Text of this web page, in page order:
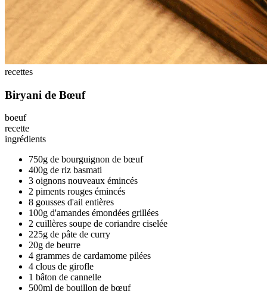
recettes
Biryani de Bœuf
boeuf
recette
ingrédients
750g de bourguignon de bœuf
400g de riz basmati
3 oignons nouveaux émincés
2 piments rouges émincés
8 gousses d'ail entières
100g d'amandes émondées grillées
2 cuillères soupe de coriandre ciselée
225g de pâte de curry
20g de beurre
4 grammes de cardamome pilées
4 clous de girofle
1 bâton de cannelle
500ml de bouillon de bœuf